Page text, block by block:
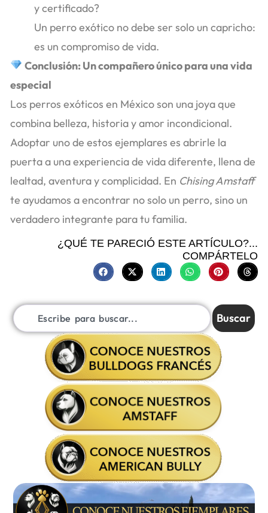
y certificado?
Un perro exótico no debe ser solo un capricho:
es un compromiso de vida.
Conclusión: Un compañero único para una vida
especial
Los perros exóticos en México son una joya que
combina belleza, historia y amor incondicional.
Adoptar uno de estos ejemplares es abrirle la
puerta a una experiencia de vida diferente, llena de
lealtad, aventura y complicidad. En Chising Amstaff
te ayudamos a encontrar no solo un perro, sino un
verdadero integrante para tu familia.
¿QUÉ TE PARECIÓ ESTE ARTÍCULO?...
COMPÁRTELO
Buscar